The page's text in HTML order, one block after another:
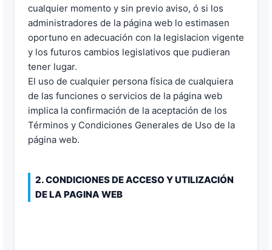
cualquier momento y sin previo aviso, ó si los
administradores de la página web lo estimasen
oportuno en adecuación con la legislacion vigente
y los futuros cambios legislativos que pudieran
tener lugar.
El uso de cualquier persona física de cualquiera
de las funciones o servicios de la página web
implica la confirmación de la aceptación de los
Términos y Condiciones Generales de Uso de la
página web.
2. CONDICIONES DE ACCESO Y UTILIZACIÓN
DE LA PAGINA WEB